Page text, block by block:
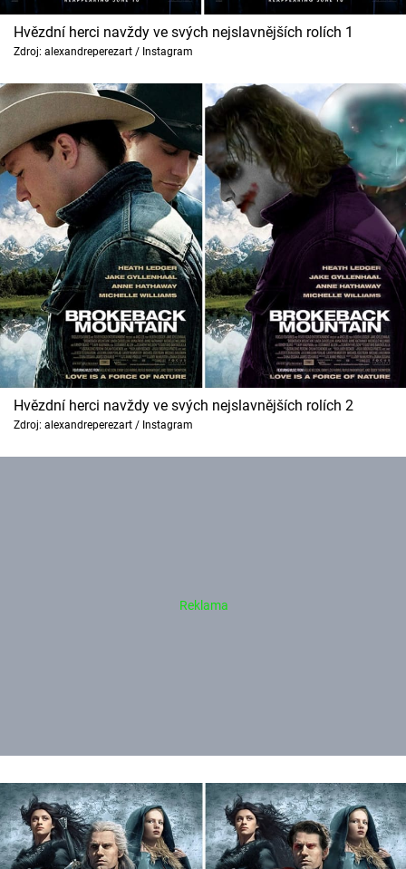
Cool Esport
Pořady
TV Program
Sledujte prima+
Přihlášení
Sledujte nás
Hvězdní herci navždy ve svých nejslavnějších rolích 1
Zdroj: alexandreperezart / Instagram
Hvězdní herci navždy ve svých nejslavnějších rolích 2
Zdroj: alexandreperezart / Instagram